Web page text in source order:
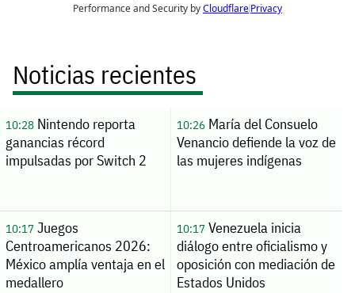
Noticias recientes
10:28Nintendo reporta
ganancias récord
impulsadas por Switch 2
10:26María del Consuelo
Venancio defiende la voz de
las mujeres indígenas
10:17Juegos
Centroamericanos 2026:
México amplía ventaja en el
medallero
10:17Venezuela inicia
diálogo entre oficialismo y
oposición con mediación de
Estados Unidos